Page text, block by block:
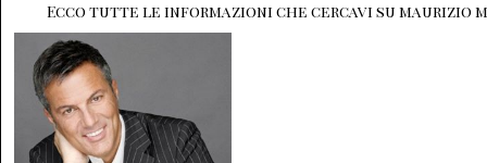
Ecco tutte le informazioni che cercavi su maurizio